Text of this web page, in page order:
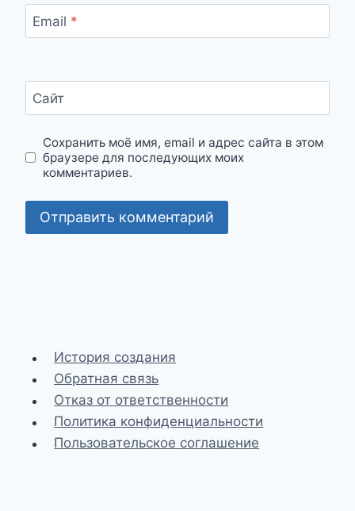
Email *
Сайт
Сохранить моё имя, email и адрес сайта в этом
браузере для последующих моих
комментариев.
История создания
Обратная связь
Отказ от ответственности
Политика конфиденциальности
Пользовательское соглашение